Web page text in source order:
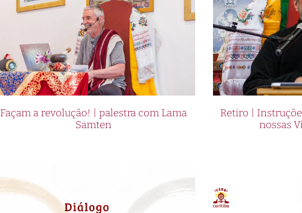
Façam a revolução! | palestra com Lama
Samten
Retiro |
nossas